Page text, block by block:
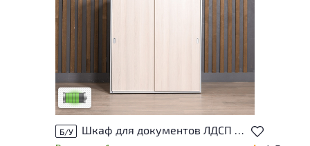
У товара присутствуют незначительные
удобство его использования
Низкая степень износа
Б/У Шкаф для документов ЛДСП Клен